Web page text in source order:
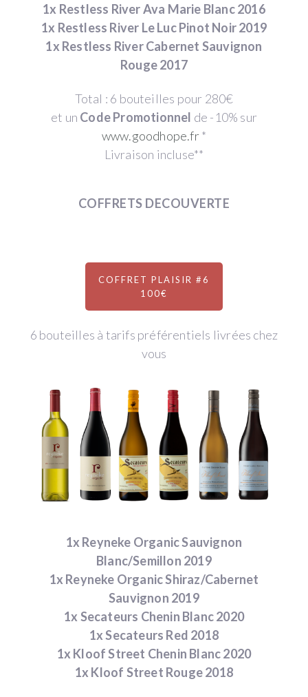
1x Restless River Ava Marie Blanc 2016
1x Restless River Le Luc Pinot Noir 2019
1x Restless River Cabernet Sauvignon
Rouge 2017
Total : 6 bouteilles pour 280€
et un Code Promotionnel de -10% sur
www.goodhope.fr*
Livraison incluse**
COFFRETS DECOUVERTE
COFFRET PLAISIR #6
100€
6 bouteilles à tarifs préférentiels livrées chez
vous
1x Reyneke Organic Sauvignon
Blanc/Semillon 2019
1x Reyneke Organic Shiraz/Cabernet
Sauvignon 2019
1x Secateurs Chenin Blanc 2020
1x Secateurs Red 2018
1x Kloof Street Chenin Blanc 2020
1x Kloof Street Rouge 2018